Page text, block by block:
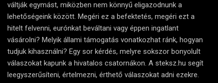
váltják egymást, miközben nem könnyű eligazodnunk a
lehetőségeink között. Megéri ez a befektetés, megéri ezt a
hitelt felvenni, eurónkat beváltani vagy éppen ingatlant
vásárolni? Melyik állami támogatás vonatkozhat ránk, hogyan
tudjuk kihasználni? Egy sor kérdés, melyre sokszor bonyolult
válaszokat kapunk a hivatalos csatornákon. A steksz.hu segít
leegyszerűsíteni, értelmezni, érthető válaszokat adni ezekre.